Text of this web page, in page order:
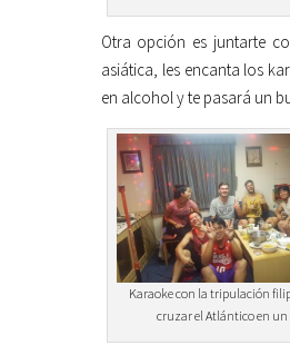
Otra opción es juntarte
asiática, les encanta los
en alcohol y te pasará un
Karaoke con la tripulación
cruzar el Atlántico en un